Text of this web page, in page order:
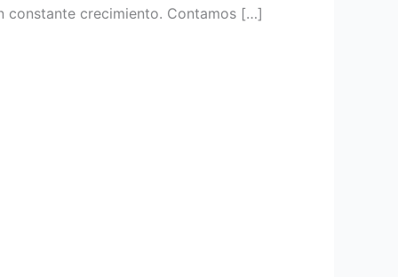
constante crecimiento. Contamos […]